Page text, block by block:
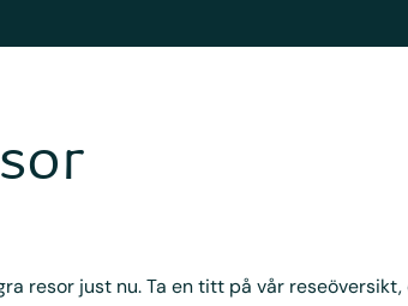
resor just nu. Ta en titt på vår